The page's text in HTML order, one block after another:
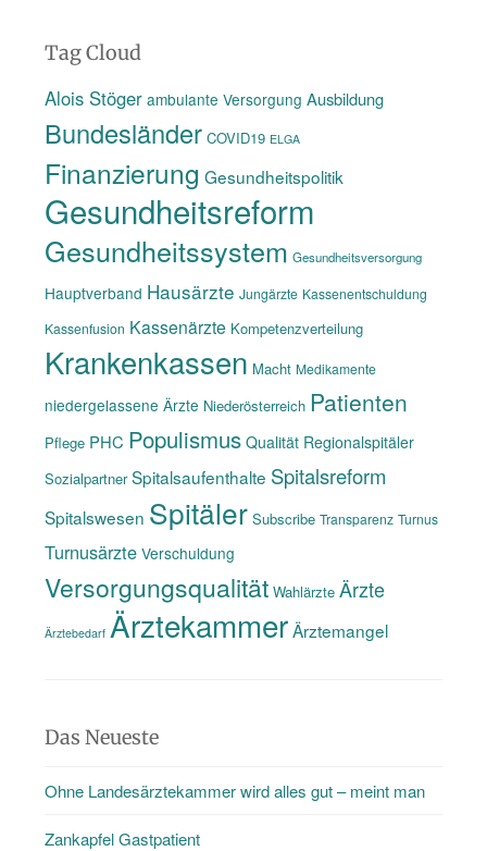
Der
My­
Tag Cloud
Alois Stöger ambulante Versorgung Ausbildung
Bundesländer COVID19 ELGA
Finanzierung Gesundheitspolitik
Gesundheitsreform
Gesundheitssystem Gesundheitsversorgung
Hauptverband Hausärzte Jungärzte Kassenentschuldung
Kassenfusion Kassenärzte Kompetenzverteilung
Krankenkassen Macht Medikamente
niedergelassene Ärzte Niederösterreich Patienten
Pflege PHC Populismus Qualität Regionalspitäler
Sozialpartner Spitalsaufenthalte Spitalsreform
Spitalswesen Spitäler Subscribe Transparenz Turnus
Turnusärzte Verschuldung
Versorgungsqualität Wahlärzte Ärzte
Ärztebedarf ÄrztekammerÄrztemangel
Das Neueste
Ohne Landesärztekammer wird alles gut – meint man
Zankapfel Gastpatient